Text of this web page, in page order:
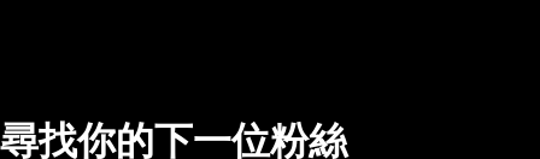
尋找你的下一位粉絲